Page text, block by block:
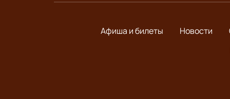
Афиша и билеты Новости